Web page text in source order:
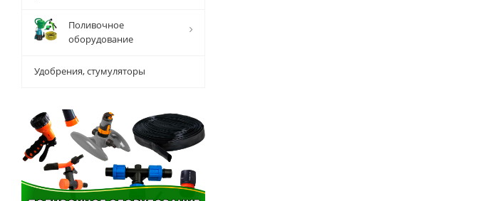
Поливочное
оборудование
Удобрения, стумуляторы